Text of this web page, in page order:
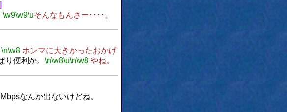
\w9\w9\uそんなもんさー････。
\n\w8ホンマに大きかったおかげ
り便利か。 \n\w8\u\n\w8やね。
なんか出ないけどね。